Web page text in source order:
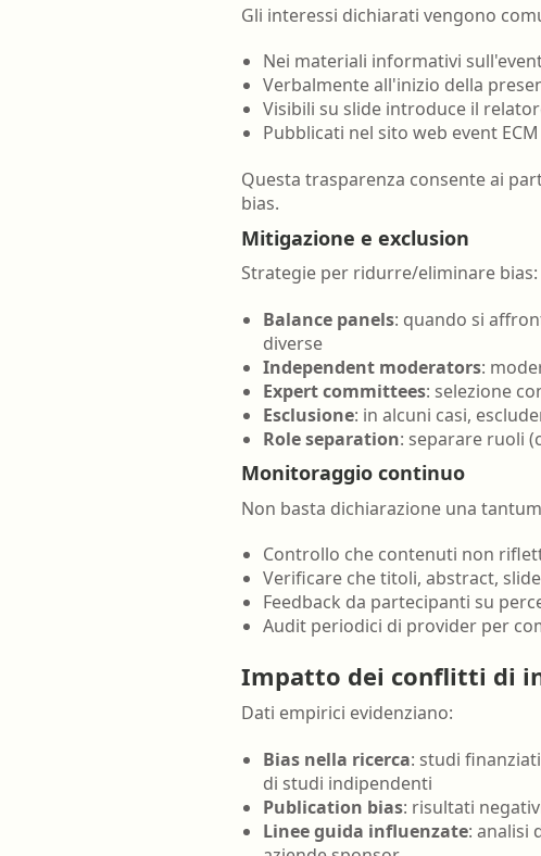
Gli interessi dichiarati vengono
Nei materiali informativi
Verbalmente all'inizio della
Visibili su slide introduce il
Pubblicati nel sito web event ECM
Questa trasparenza consente ai
bias.
Mitigazione e exclusion
Strategie per ridurre/eliminare bias:
Balance panels: quando si
diverse
Independent moderators:
Expert committees: selezione
Esclusione: in alcuni casi,
Role separation: separare ruoli
Monitoraggio continuo
Non basta dichiarazione una
Controllo che contenuti non
Verificare che titoli, abstract,
Feedback da partecipanti su
Audit periodici di provider per
Impatto dei conflitti di
Dati empirici evidenziano:
Bias nella ricerca: studi
di studi indipendenti
Publication bias: risultati
Linee guida influenzate: analisi